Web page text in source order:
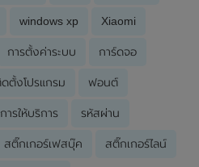
windows xp Xiaomi
การตั้งค่าระบบ การ์ดจอ
ตั้งโปรแกรม ฟอนต์
ารให้บริการ รหัสผ่าน
สติ๊กเกอร์เฟสบุ๊ค สติ๊กเกอร์ไลน์